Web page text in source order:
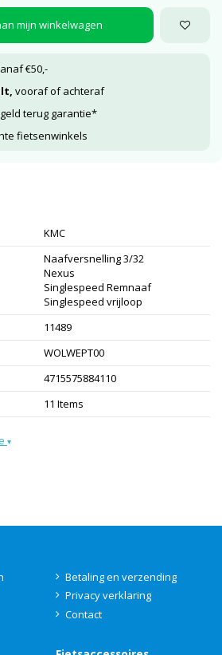
mijn winkelwagen
€50,-
vooraf of achteraf
terug garantie*
fietsenwinkels
KMC
Naafversnelling 3/32
Nexus
Singlespeed Remnaaf
Singlespeed vrijloop
11489
WOLWEPT00
4715575884110
11 Items
▾
Betaling en verzending
Privacy verklaring
Contact